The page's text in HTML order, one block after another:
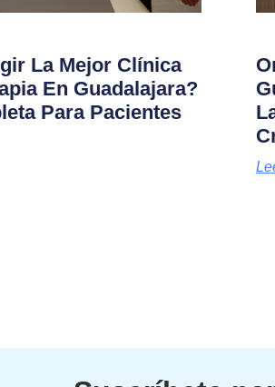
La Mejor Clínica
En Guadalajara?
Para Pacientes